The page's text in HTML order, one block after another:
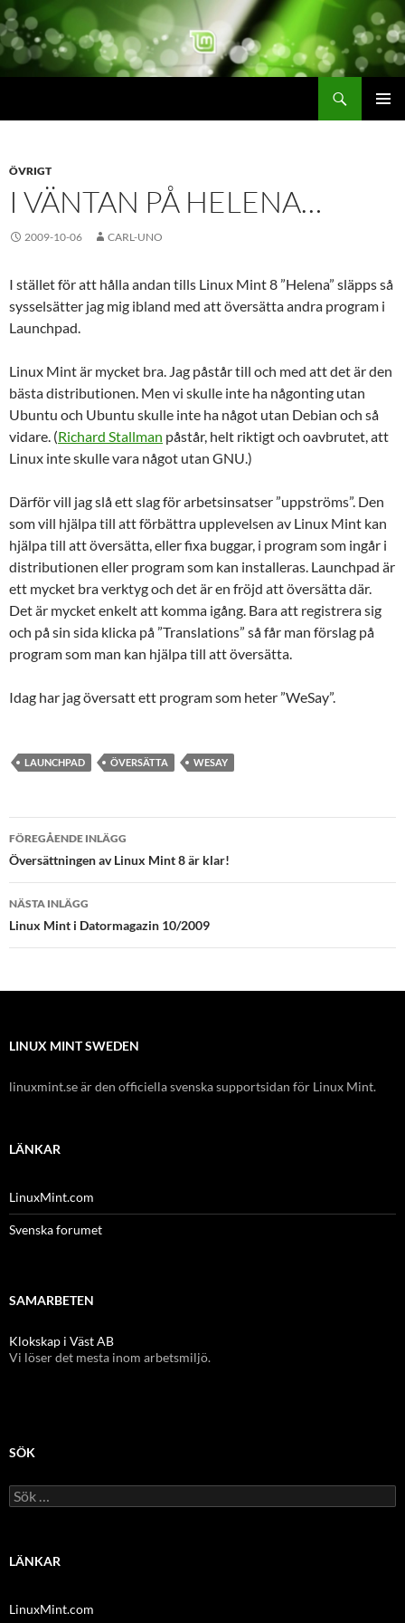
Hoppa
till
innehåll
ÖVRIGT
I VÄNTAN PÅ HELENA…
2009-10-06 CARL-UNO
I stället för att hålla andan tills Linux Mint 8 ”Helena” släpps så
sysselsätter jag mig ibland med att översätta andra program i
Launchpad.
Linux Mint är mycket bra. Jag påstår till och med att det är den
bästa distributionen. Men vi skulle inte ha någonting utan
Ubuntu och Ubuntu skulle inte ha något utan Debian och så
vidare. (Richard Stallman påstår, helt riktigt och oavbrutet, att
Linux inte skulle vara något utan GNU.)
Därför vill jag slå ett slag för arbetsinsatser ”uppströms”. Den
som vill hjälpa till att förbättra upplevelsen av Linux Mint kan
hjälpa till att översätta, eller fixa buggar, i program som ingår i
distributionen eller program som kan installeras. Launchpad är
ett mycket bra verktyg och det är en fröjd att översätta där.
Det är mycket enkelt att komma igång. Bara att registrera sig
och på sin sida klicka på ”Translations” så får man förslag på
program som man kan hjälpa till att översätta.
Idag har jag översatt ett program som heter ”WeSay”.
LAUNCHPAD ÖVERSÄTTA WESAY
Inläggsnavigering
FÖREGÅENDE INLÄGG
Översättningen av Linux Mint 8 är klar!
NÄSTA INLÄGG
Linux Mint i Datormagazin 10/2009
LINUX MINT SWEDEN
linuxmint.se är den officiella svenska supportsidan för Linux Mint.
LÄNKAR
LinuxMint.com
Svenska forumet
SAMARBETEN
Klokskap i Väst AB
Vi löser det mesta inom arbetsmiljö.
SÖK
Sök
efter:
LÄNKAR
LinuxMint.com